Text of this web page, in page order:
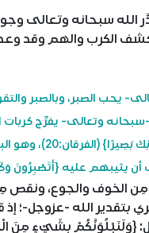
سبحانه وتعالى وجود
الكرب والهم وقد
يحب الصبر، وبالصبر
-سبحانه وتعالى- يفرِّج
الكربات أصلًا ليصبروا: {وَجَعَلْنَا
يثيبهم عليه {أَتَصْبِرُونَ
والجوع، ونقص مِن
بتقدير الله -عزوجل-؛
{وَلَنَبْلُوَنَّكُمْ بِشَيْءٍ مِنَ